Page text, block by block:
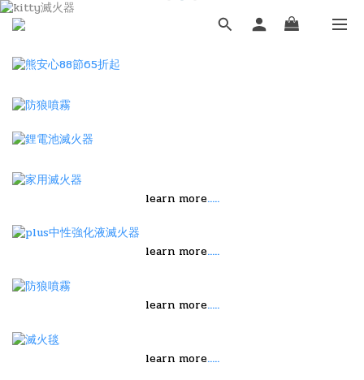
learn more.....
learn more.....
learn more.....
learn more.....